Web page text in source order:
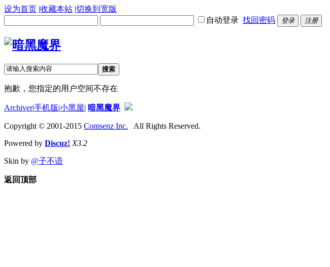
设为首页 |收藏本站 |切换到宽版
自动登录 找回密码 登录 注册
搜索
抱歉，您指定的用户空间不存在
Archiver|手机版|小黑屋| 暗黑魔界
Copyright © 2001-2015 Comsenz Inc. All Rights Reserved.
Powered by Discuz! X3.2
Skin by @子不语
返回顶部